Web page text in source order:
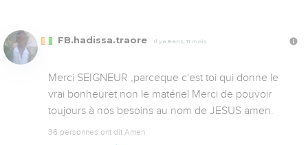
FB.hadissa.traore Il y a 8 ans, 11 mois
Merci SEIGNEUR ,parceque c'est toi qui donne le
vrai bonheuret non le matériel Merci de pouvoir
toujours à nos besoins au nom de JESUS amen.
36 personnes ont dit Amen